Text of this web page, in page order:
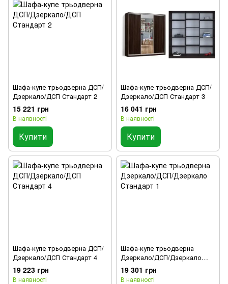
Шафа-купе трьодверна ДСП/
Дзеркало/ДСП Стандарт 2
15 221 грн
В наявності
Купити
Шафа-купе трьодверна ДСП/
Дзеркало/ДСП Стандарт 3
16 041 грн
В наявності
Купити
Шафа-купе трьодверна ДСП/
Дзеркало/ДСП Стандарт 4
19 223 грн
В наявності
Шафа-купе трьодверна
Дзеркало/ДСП/Дзеркало
Стандарт 1
19 301 грн
В наявності